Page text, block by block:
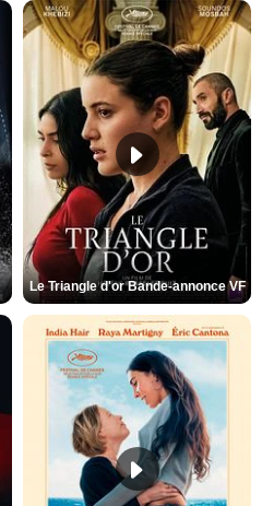
Le Triangle d'or Bande-annonce VF